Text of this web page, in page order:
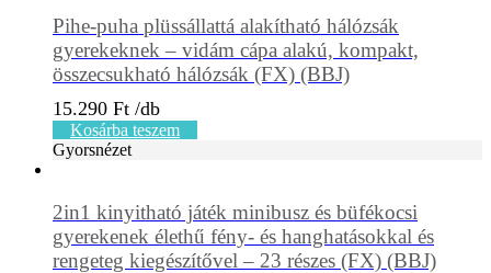
Pihe-puha plüssállattá alakítható hálózsák
gyerekeknek – vidám cápa alakú, kompakt,
összecsukható hálózsák (FX) (BBJ)
15.290 Ft
Kosárba teszem
Gyorsnézet
2in1 kinyitható játék minibusz és büfékocsi
gyerekenek élethű fény- és hanghatásokkal és
rengeteg kiegészítővel – 23 részes (FX) (BBJ)